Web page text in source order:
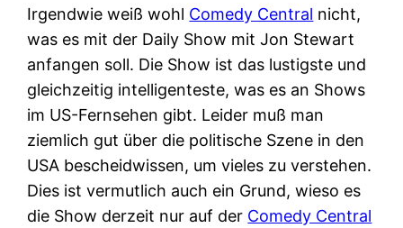
Irgendwie weiß wohl Comedy Central nicht,
was es mit der Daily Show mit Jon Stewart
anfangen soll. Die Show ist das lustigste und
gleichzeitig intelligenteste, was es an Shows
im US-Fernsehen gibt. Leider muß man
ziemlich gut über die politische Szene in den
USA bescheidwissen, um vieles zu verstehen.
Dies ist vermutlich auch ein Grund, wieso es
die Show derzeit nur auf der Comedy Central